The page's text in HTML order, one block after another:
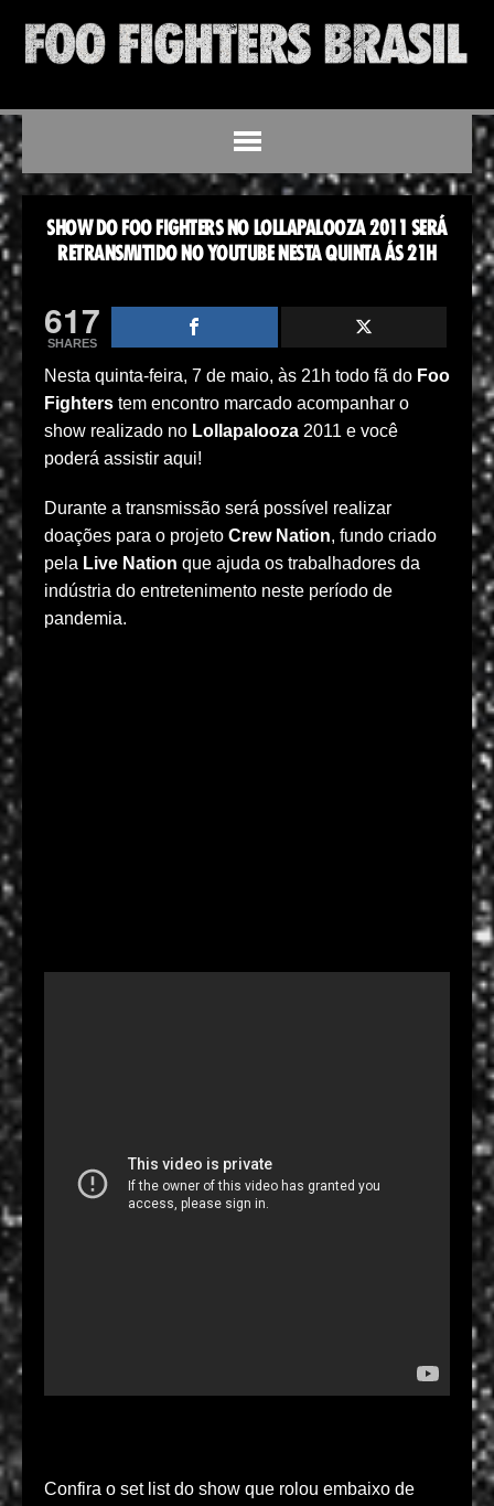
SHOW DO FOO FIGHTERS NO LOLLAPALOOZA 2011 SERÁ
RETRANSMITIDO NO YOUTUBE NESTA QUINTA ÁS 21H
617
SHARES
Nesta quinta-feira, 7 de maio, às 21h todo fã do Foo
Fighters tem encontro marcado acompanhar o
show realizado no Lollapalooza 2011 e você
poderá assistir aqui!
Durante a transmissão será possível realizar
doações para o projeto Crew Nation, fundo criado
pela Live Nation que ajuda os trabalhadores da
indústria do entretenimento neste período de
pandemia.
Confira o set list do show que rolou embaixo de